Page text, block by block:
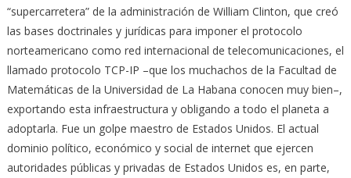
“supercarretera” de la administración de William Clinton, que creó
las bases doctrinales y jurídicas para imponer el protocolo
norteamericano como red internacional de telecomunicaciones, el
llamado protocolo TCP-IP –que los muchachos de la Facultad de
Matemáticas de la Universidad de La Habana conocen muy bien–,
exportando esta infraestructura y obligando a todo el planeta a
adoptarla. Fue un golpe maestro de Estados Unidos. El actual
dominio político, económico y social de internet que ejercen
autoridades públicas y privadas de Estados Unidos es, en parte,